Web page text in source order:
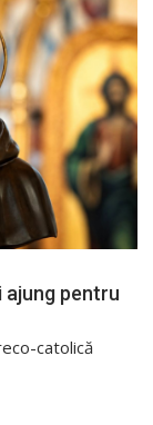
ajung pentru
catolică